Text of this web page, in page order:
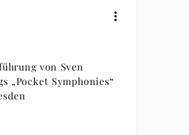
von Sven
„Pocket Symphonies“